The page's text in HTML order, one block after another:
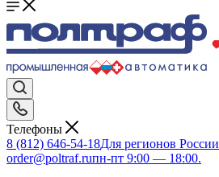
Телефоны
8 (812) 646-54-18Для регионов России
order@poltraf.ruпн-пт 9:00 — 18:00.